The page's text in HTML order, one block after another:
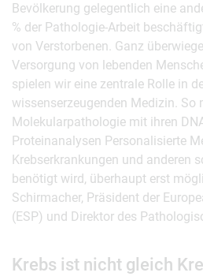
Bevölkerung gelegentlich eine
% der Pathologie-Arbeit
von Verstorbenen. Ganz
Versorgung von lebenden
spielen wir eine zentrale Rolle in
wissenserzeugenden Medizin. So
Molekularpathologie mit ihren
Proteinanalysen Personalisierte
Krebserkrankungen und anderen
benötigt wird, überhaupt erst
Schirmacher, Präsident der
(ESP) und Direktor des
Krebs ist nicht gleich